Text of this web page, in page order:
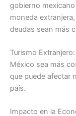
gobierno
moneda
deudas sean más
Turismo
México sea más
que puede afectar
país.
Impacto en la